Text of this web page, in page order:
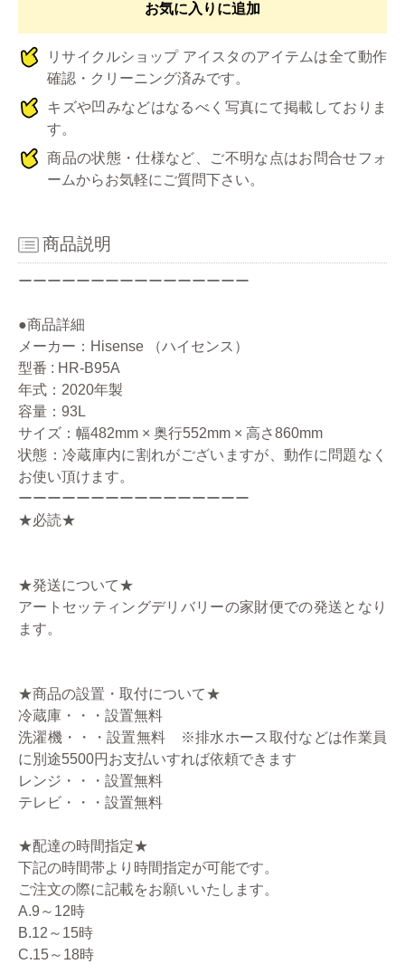
お気に入りに追加
リサイクルショップ アイスタのアイテムは全て動作
確認・クリーニング済みです。
キズや凹みなどはなるべく写真にて掲載しておりま
す。
商品の状態・仕様など、ご不明な点はお問合せフォ
ームからお気軽にご質問下さい。
商品説明
ーーーーーーーーーーーーーーーー
●商品詳細
メーカー：Hisense （ハイセンス）
型番 : HR-B95A
年式：2020年製
容量：93L
サイズ：幅482mm × 奥行552mm × 高さ860mm
状態：冷蔵庫内に割れがございますが、動作に問題なく
お使い頂けます。
ーーーーーーーーーーーーーーーー
★必読★
★発送について★
アートセッティングデリバリーの家財便での発送となり
ます。
★商品の設置・取付について★
冷蔵庫・・・設置無料
洗濯機・・・設置無料 ※排水ホース取付などは作業員
に別途5500円お支払いすれば依頼できます
レンジ・・・設置無料
テレビ・・・設置無料
★配達の時間指定★
下記の時間帯より時間指定が可能です。
ご注文の際に記載をお願いいたします。
A.9～12時
B.12～15時
C.15～18時